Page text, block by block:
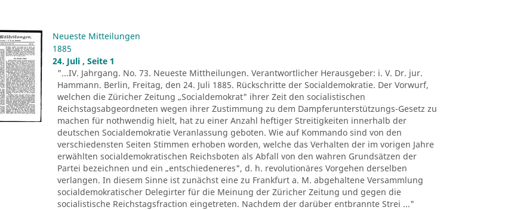
Neueste Mitteilungen
1885
24. Juli , Seite 1
"...IV. Jahrgang. No. 73. Neueste Mittheilungen. Verantwortlicher Herausgeber: i. V. Dr. jur.
Hammann. Berlin, Freitag, den 24. Juli 1885. Rückschritte der Socialdemokratie. Der Vorwurf,
welchen die Züricher Zeitung „Socialdemokrat" ihrer Zeit den socialistischen
Reichstagsabgeordneten wegen ihrer Zustimmung zu dem Dampferunterstützungs-Gesetz zu
machen für nothwendig hielt, hat zu einer Anzahl heftiger Streitigkeiten innerhalb der
deutschen Socialdemokratie Veranlassung geboten. Wie auf Kommando sind von den
verschiedensten Seiten Stimmen erhoben worden, welche das Verhalten der im vorigen Jahre
erwählten socialdemokratischen Reichsboten als Abfall von den wahren Grundsätzen der
Partei bezeichnen und ein „entschiedeneres", d. h. revolutionäres Vorgehen derselben
verlangen. In diesem Sinne ist zunächst eine zu Frankfurt a. M. abgehaltene Versammlung
socialdemokratischer Delegirter für die Meinung der Züricher Zeitung und gegen die
socialistische Reichstagsfraction eingetreten. Nachdem der darüber entbrannte Strei ..."